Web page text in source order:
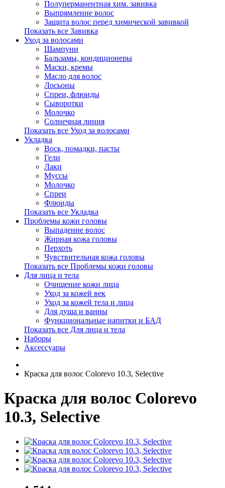
Полуперманентная хим. завивка
Выпрямление волос
Защита волос перед химической завивкой
Показать все Завивка
Уход за волосами
Шампуни
Бальзамы, кондиционеры
Маски, кремы
Масло для волос
Лосьоны
Спреи, флюиды
Сыворотки
Молочко
Солнечная линия
Показать все Уход за волосами
Укладка
Воск, помадки, пасты
Гели
Лаки
Муссы
Молочко
Спреи
Флюиды
Показать все Укладка
Проблемы кожи головы
Выпадение волос
Жирная кожа головы
Перхоть
Чувствительная кожа головы
Показать все Проблемы кожи головы
Для лица и тела
Очищение кожи лица
Уход за кожей век
Уход за кожей тела и лица
Для душа и ванны
Функциональные напитки и БАД
Показать все Для лица и тела
Наборы
Аксессуары
Краска для волос Colorevo 10.3, Selective
Краска для волос Colorevo
10.3, Selective